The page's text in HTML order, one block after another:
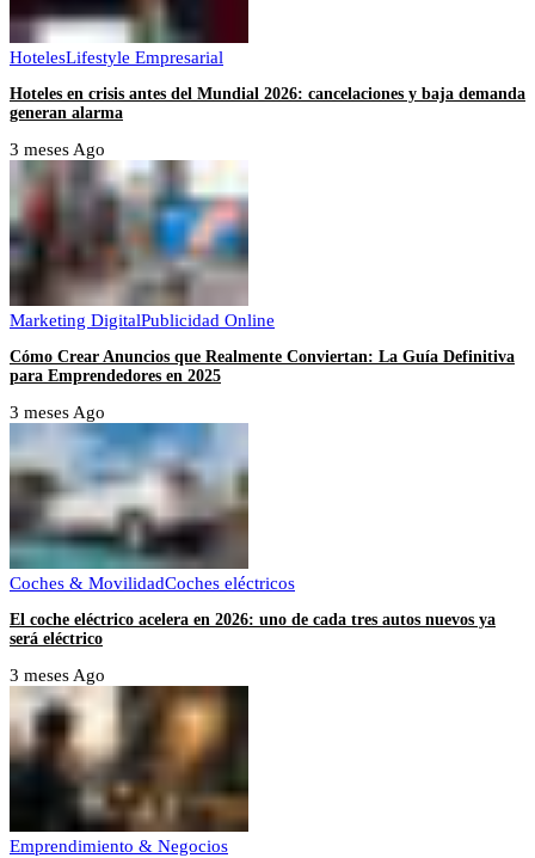
HotelesLifestyle Empresarial
Hoteles en crisis antes del Mundial 2026: cancelaciones y baja demanda
generan alarma
3 meses Ago
Marketing DigitalPublicidad Online
Cómo Crear Anuncios que Realmente Conviertan: La Guía Definitiva
para Emprendedores en 2025
3 meses Ago
Coches & MovilidadCoches eléctricos
El coche eléctrico acelera en 2026: uno de cada tres autos nuevos ya
será eléctrico
3 meses Ago
Emprendimiento & Negocios